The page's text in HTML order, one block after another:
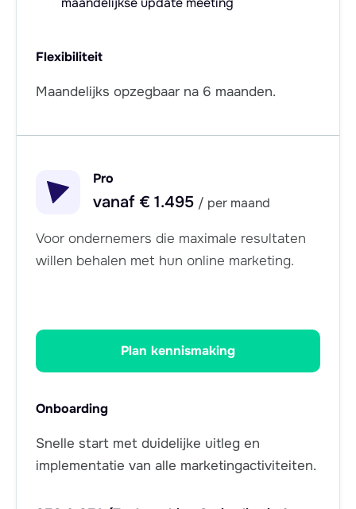
Flexibiliteit
Maandelijks opzegbaar na 6 maanden.
Pro
vanaf € 1.495 / per maand
Voor ondernemers die maximale resultaten
willen behalen met hun online marketing.
Plan kennismaking
Onboarding
Snelle start met duidelijke uitleg en
implementatie van alle marketingactiviteiten.